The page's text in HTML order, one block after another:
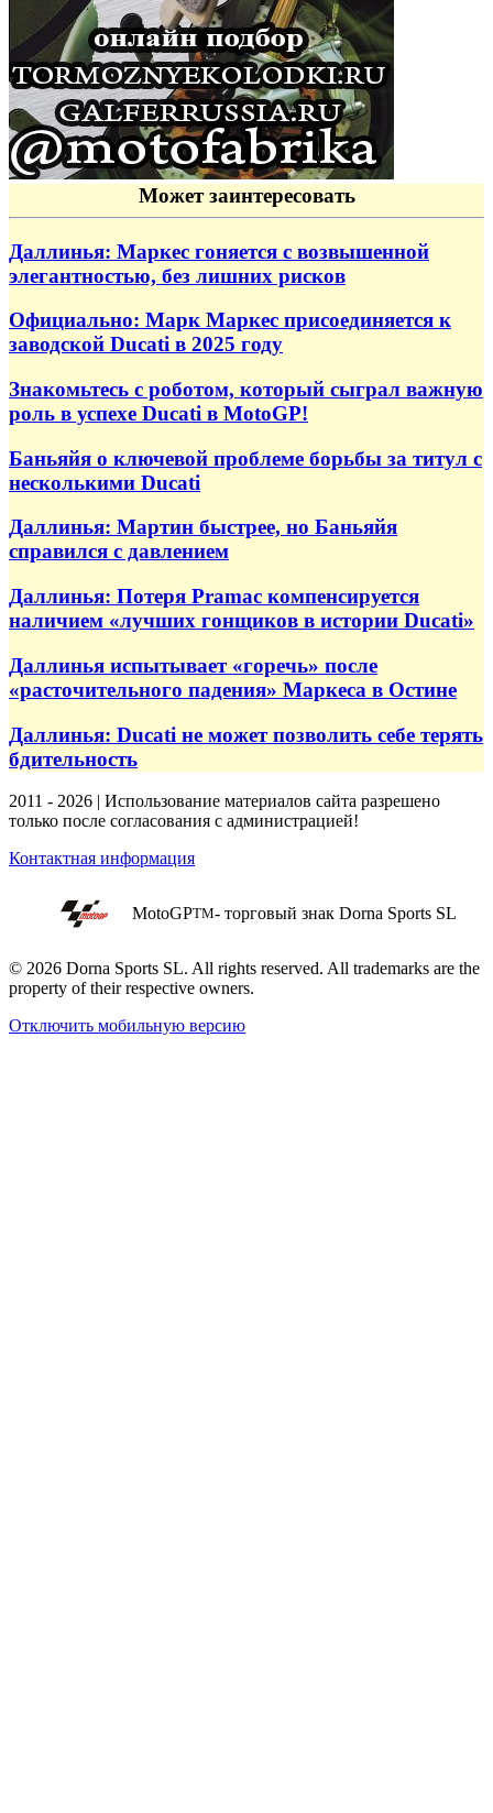
Может заинтересовать
Даллинья: Маркес гоняется с возвышенной
элегантностью, без лишних рисков
Официально: Марк Маркес присоединяется к
заводской Ducati в 2025 году
Знакомьтесь с роботом, который сыграл важную
роль в успехе Ducati в MotoGP!
Баньяйя о ключевой проблеме борьбы за титул с
несколькими Ducati
Даллинья: Мартин быстрее, но Баньяйя
справился с давлением
Даллинья: Потеря Pramac компенсируется
наличием «лучших гонщиков в истории Ducati»
Даллинья испытывает «горечь» после
«расточительного падения» Маркеса в Остине
Даллинья: Ducati не может позволить себе терять
бдительность
2011 - 2026 | Использование материалов сайта разрешено
только после согласования с администрацией!
Контактная информация
MotoGPTM- торговый знак Dorna Sports SL
© 2026 Dorna Sports SL. All rights reserved. All trademarks are the
property of their respective owners.
Отключить мобильную версию